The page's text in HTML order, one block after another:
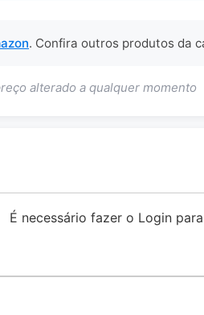
. Confira outros produtos da
alterado a qualquer momento
É necessário fazer o Login